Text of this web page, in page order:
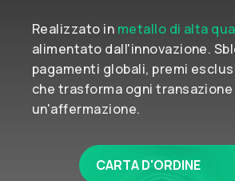
Realizzato in metallo di alta
alimentato dall'innovazione.
pagamenti globali, premi
che trasforma ogni transazione
un'affermazione.
CARTA D'ORDINE